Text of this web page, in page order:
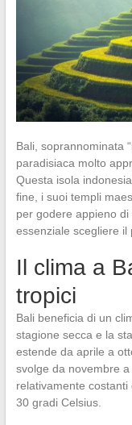
Bali, soprannominata
paradisiaca molto
Questa isola
fine, i suoi templi
per godere appieno
essenziale scegliere il
Il clima a
tropici
Bali beneficia di un
stagione secca e la
estende da aprile a
svolge da novembre
relativamente costanti
30 gradi Celsius.